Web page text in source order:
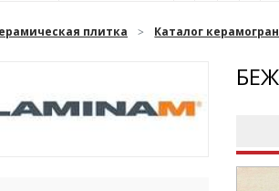
плитка Каталог